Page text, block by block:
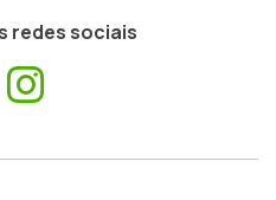
redes sociais
Facebook